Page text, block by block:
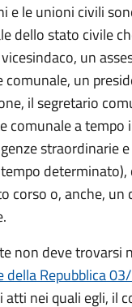
e le unioni civili
dello stato civile
un
comunale, un
il segretario
comunale a tempo
straordinarie
determinato),
corso o, anche, un
non deve trovarsi
della Repubblica
atti nei quali egli, il